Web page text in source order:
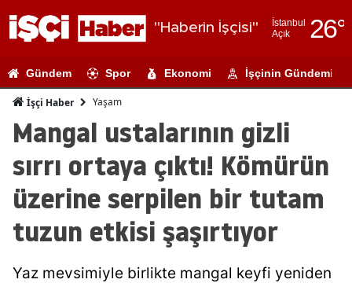
"Haberin İşçisi"
İstanbul
Açık
26°
Adıyaman
Ağrı
Amasya
Ankara
Artvin
Gündem Spor Ekonomi İşçinin Gündemi
İşçi Haber Yaşam
Mangal ustalarının gizli
sırrı ortaya çıktı! Kömürün
üzerine serpilen bir tutam
tuzun etkisi şaşırtıyor
Yaz mevsimiyle birlikte mangal keyfi yeniden